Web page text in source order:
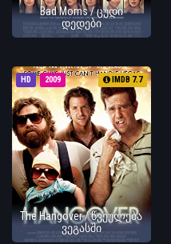
Bad Moms / ცუდი
დედები
HD 2009 IMDB 7.7
The Hangover / წვეულება
ვეგასში